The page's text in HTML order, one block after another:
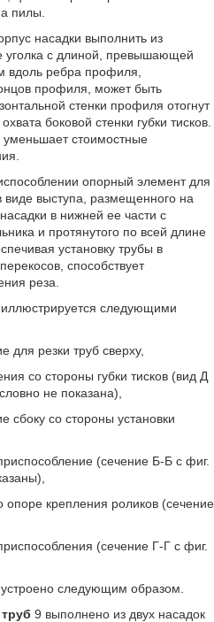
пилы.
насадки выполнить из
с длиной, превышающей
вдоль ребра профиля,
профиля, может быть
стенки профиля отогнут
боковой стенки губки тисков.
уменьшает стоимостные
опорный элемент для
выступа, размещенного на
в нижней ее части с
и протянутого по всей длине
установку трубы в
способствует
реза.
следующими
для резки труб сверху,
со стороны губки тисков (вид Д
не показана),
сбоку со стороны установки
(сечение Б-Б с фиг.
крепления роликов (сечение
(сечение Г-Г с фиг.
следующим образом.
9 выполнено из двух насадок